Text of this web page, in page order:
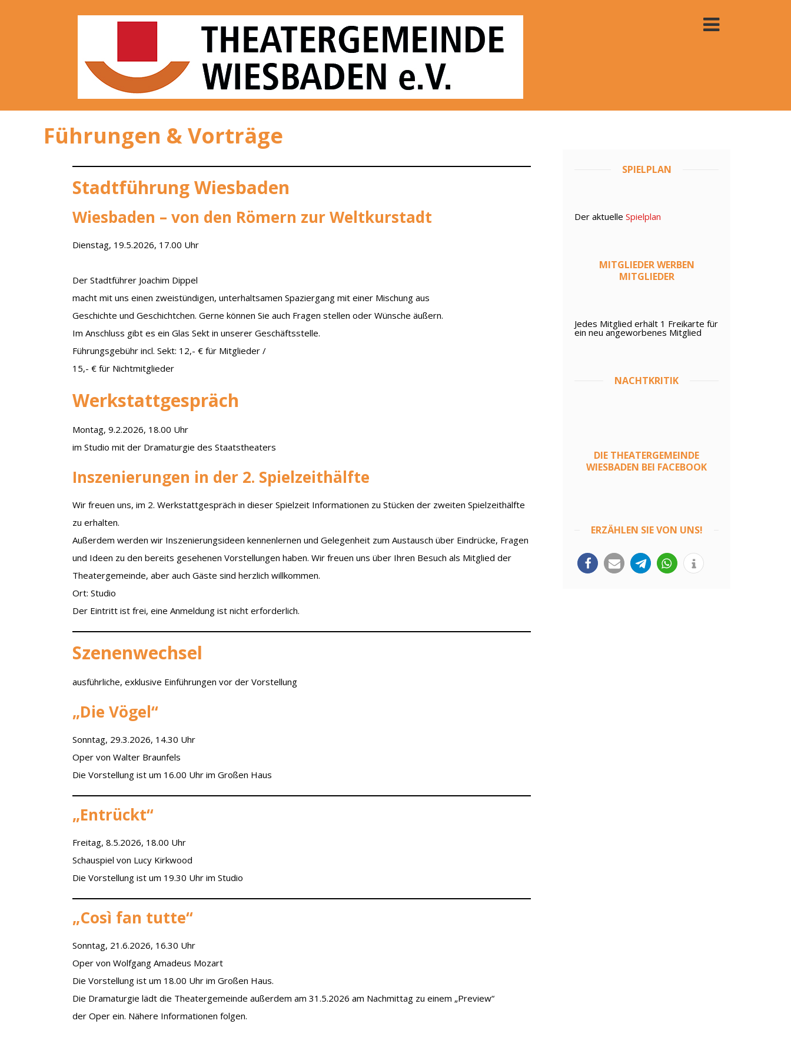
Theatergemeinde Wiesbaden e. V.
Führungen & Vorträge
Stadtführung Wiesbaden
Wiesbaden – von den Römern zur Weltkurstadt
Dienstag, 19.5.2026, 17.00 Uhr
Der Stadtführer Joachim Dippel
macht mit uns einen zweistündigen, unterhaltsamen Spaziergang mit einer Mischung aus
Geschichte und Geschichtchen. Gerne können Sie auch Fragen stellen oder Wünsche äußern.
Im Anschluss gibt es ein Glas Sekt in unserer Geschäftsstelle.
Führungsgebühr incl. Sekt: 12,- € für Mitglieder /
15,- € für Nichtmitglieder
Werkstattgespräch
Montag, 9.2.2026, 18.00 Uhr
im Studio mit der Dramaturgie des Staatstheaters
Inszenierungen in der 2. Spielzeithälfte
Wir freuen uns, im 2. Werkstattgespräch in dieser Spielzeit Informationen zu Stücken der zweiten Spielzeithälfte
zu erhalten.
Außerdem werden wir Inszenierungsideen kennenlernen und Gelegenheit zum Austausch über Eindrücke, Fragen
und Ideen zu den bereits gesehenen Vorstellungen haben. Wir freuen uns über Ihren Besuch als Mitglied der
Theatergemeinde, aber auch Gäste sind herzlich willkommen.
Ort: Studio
Der Eintritt ist frei, eine Anmeldung ist nicht erforderlich.
Szenenwechsel
ausführliche, exklusive Einführungen vor der Vorstellung
„Die Vögel“
Sonntag, 29.3.2026, 14.30 Uhr
Oper von Walter Braunfels
Die Vorstellung ist um 16.00 Uhr im Großen Haus
„Entrückt“
Freitag, 8.5.2026, 18.00 Uhr
Schauspiel von Lucy Kirkwood
Die Vorstellung ist um 19.30 Uhr im Studio
„Così fan tutte“
Sonntag, 21.6.2026, 16.30 Uhr
Oper von Wolfgang Amadeus Mozart
Die Vorstellung ist um 18.00 Uhr im Großen Haus.
Die Dramaturgie lädt die Theatergemeinde außerdem am 31.5.2026 am Nachmittag zu einem „Preview“
der Oper ein. Nähere Informationen folgen.
SPIELPLAN
Der aktuelleSpielplan
MITGLIEDER WERBEN
MITGLIEDER
Jedes Mitglied erhält 1 Freikarte für
ein neu angeworbenes Mitglied
NACHTKRITIK
DIE THEATERGEMEINDE
WIESBADEN BEI FACEBOOK
ERZÄHLEN SIE VON UNS!